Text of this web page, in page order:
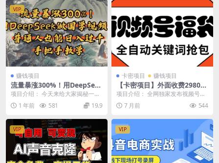
VIP
赚钱项目
流量暴涨300%！用DeepSee
k做国学视频，普通人也能日
入过千
项目介绍： 今天来给大家揭秘一种
超高效的国学视频速成法!之前虽然
也出过这类视频的...
1 年前 581 19.9
卡密项目 赚钱项目
【卡密项目】外面收费2980视
频号直播间全自动抢福袋软
件，支持关键词直播间模式，
单号一天7+【智能脚本+使用
项目介绍： 全网独家发布视频号全
自动抢福袋，批量日产3000+ 工作
室可批量操作...
7 月前 544
VIP VIP